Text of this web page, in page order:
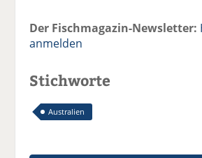
Der Fischmagazin-Newsletter:
anmelden
Stichworte
Australien